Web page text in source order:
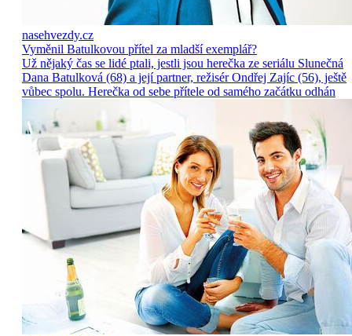
nasehvezdy.cz
Vyměnil Batulkovou přítel za mladší exemplář?
Už nějaký čas se lidé ptali, jestli jsou herečka ze seriálu Slunečná
Dana Batulková (68) a její partner, režisér Ondřej Zajíc (56), ještě
vůbec spolu. Herečka od sebe přítele od samého začátku odhán